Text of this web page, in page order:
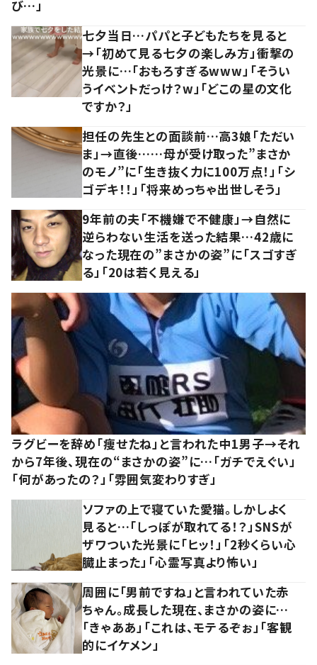
び…」
七夕当日…パパと子どもたちを見ると
→「初めて見る七夕の楽しみ方」衝撃の
光景に…「おもろすぎるwww」「そうい
うイベントだっけ？w」「どこの星の文化
ですか？」
担任の先生との面談前…高3娘「ただい
ま」→直後……母が受け取った”まさか
のモノ”に「生き抜く力に100万点！」「シ
ゴデキ！！」「将来めっちゃ出世しそう」
9年前の夫「不機嫌で不健康」→自然に
逆らわない生活を送った結果…42歳に
なった現在の”まさかの姿”に「スゴすぎ
る」「20は若く見える」
ラグビーを辞め「痩せたね」と言われた中1男子→それ
から7年後、現在の“まさかの姿”に…「ガチでえぐい」
「何があったの？」「雰囲気変わりすぎ」
ソファの上で寝ていた愛猫。しかしよく
見ると…「しっぽが取れてる！？」SNSが
ザワついた光景に「ヒッ！」「2秒くらい心
臓止まった」「心霊写真より怖い」
周囲に「男前ですね」と言われていた赤
ちゃん。成長した現在、まさかの姿に…
「きゃああ」「これは、モテるぞぉ」「客観
的にイケメン」